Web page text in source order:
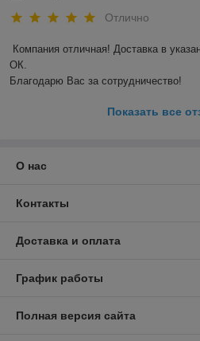
Отлично
Компания отличная! Доставка в
ОК.
Благодарю Вас за сотрудничество!
Показать все
О нас
Контакты
Доставка и оплата
График работы
Полная версия сайта